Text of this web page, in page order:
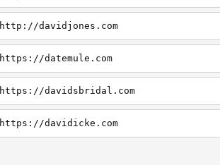
http://davidjones.com
https://datemule.com
https://davidsbridal.com
https://davidicke.com